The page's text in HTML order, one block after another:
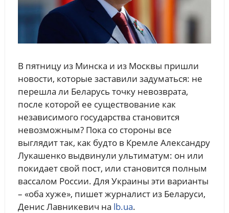
В пятницу из Минска и из Москвы пришли
новости, которые заставили задуматься: не
перешла ли Беларусь точку невозврата,
после которой ее существование как
независимого государства становится
невозможным? Пока со стороны все
выглядит так, как будто в Кремле Александру
Лукашенко выдвинули ультиматум: он или
покидает свой пост, или становится полным
вассалом России. Для Украины эти варианты
– «оба хуже», пишет журналист из Беларуси,
Денис Лавникевич на lb.ua.